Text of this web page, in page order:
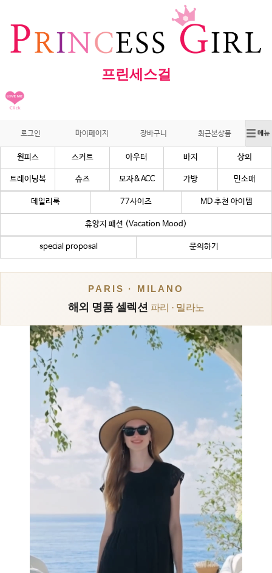
프린세스걸
로그인 마이페이지 장바구니 최근본상품
원피스 스커트 아우터 바지 상의
트레이닝복 슈즈 모자&ACC 가방 민소매
데일리룩 77사이즈 MD 추천 아이템
휴양지 패션 (Vacation Mood)
special proposal 문의하기
PARIS · MILANO
해외 명품 셀렉션 파리 · 밀라노